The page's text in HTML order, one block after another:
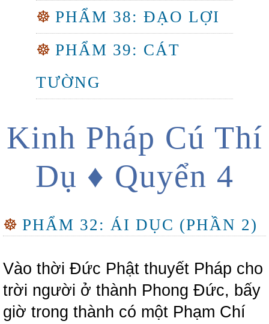
☸ PHẨM 38: ĐẠO LỢI
☸ PHẨM 39: CÁT
TƯỜNG
Kinh Pháp Cú Thí
Dụ ♦ Quyển 4
☸ PHẨM 32: ÁI DỤC (PHẦN 2)
Vào thời Đức Phật thuyết Pháp cho
trời người ở thành Phong Đức, bấy
giờ trong thành có một Phạm Chí